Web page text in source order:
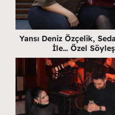
Yansı Deniz Özçelik,
İle… Özel